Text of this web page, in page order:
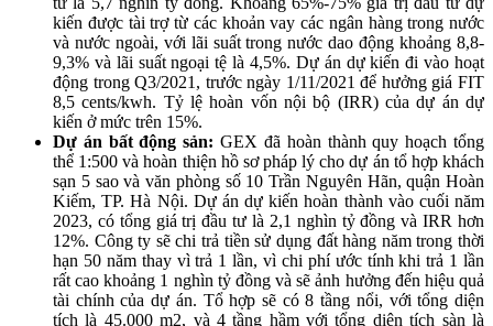
kiến được tài trợ từ các khoản vay các ngân hàng trong nước
và nước ngoài, với lãi suất trong nước dao động khoảng 8,8-
9,3% và lãi suất ngoại tệ là 4,5%. Dự án dự kiến đi vào hoạt
động trong Q3/2021, trước ngày 1/11/2021 để hưởng giá FIT
8,5 cents/kwh. Tỷ lệ hoàn vốn nội bộ (IRR) của dự án dự
kiến ở mức trên 15%.
Dự án bất động sản: GEX đã hoàn thành quy hoạch tổng
thể 1:500 và hoàn thiện hồ sơ pháp lý cho dự án tổ hợp khách
sạn 5 sao và văn phòng số 10 Trần Nguyên Hãn, quận Hoàn
Kiếm, TP. Hà Nội. Dự án dự kiến hoàn thành vào cuối năm
2023, có tổng giá trị đầu tư là 2,1 nghìn tỷ đồng và IRR hơn
12%. Công ty sẽ chi trả tiền sử dụng đất hàng năm trong thời
hạn 50 năm thay vì trả 1 lần, vì chi phí ước tính khi trả 1 lần
rất cao khoảng 1 nghìn tỷ đồng và sẽ ảnh hưởng đến hiệu quả
tài chính của dự án. Tổ hợp sẽ có 8 tầng nổi, với tổng diện
tích là 45.000 m2, và 4 tầng hầm với tổng diện tích sàn là